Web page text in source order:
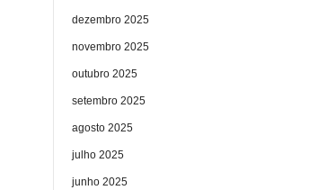
dezembro 2025
novembro 2025
outubro 2025
setembro 2025
agosto 2025
julho 2025
junho 2025